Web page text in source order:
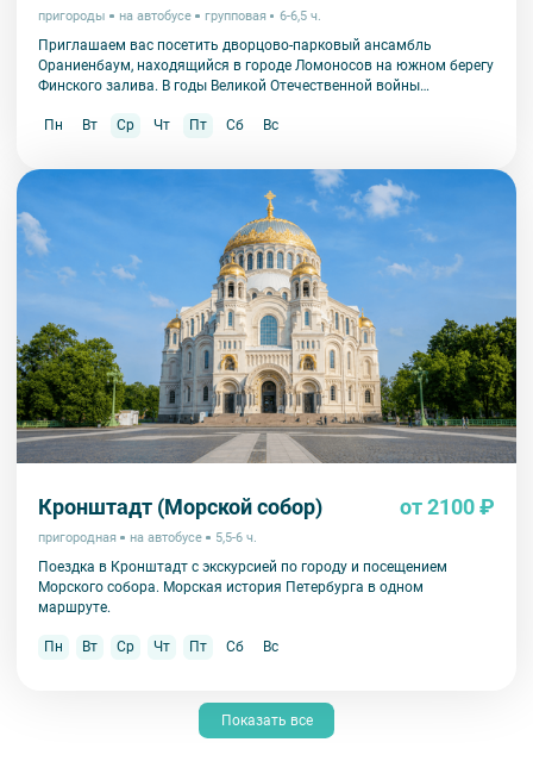
пригороды на автобусе групповая 6-6,5 ч.
Приглашаем вас посетить дворцово-парковый ансамбль
Ораниенбаум, находящийся в городе Ломоносов на южном берегу
Финского залива. В годы Великой Отечественной войны
другие пригороды Петербурга и сохранил свою историческую
Пн Вт Ср Чт Пт Сб Вс
Кронштадт (Морской собор) от 2100 ₽
пригородная на автобусе 5,5-6 ч.
Поездка в Кронштадт с экскурсией по городу и посещением
Морского собора. Морская история Петербурга в одном
маршруте.
Пн Вт Ср Чт Пт Сб Вс
Показать все